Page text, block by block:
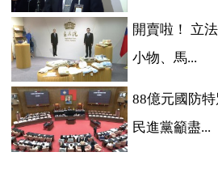
開賣啦！ 立
小物、馬...
88億元國防
民進黨籲盡...